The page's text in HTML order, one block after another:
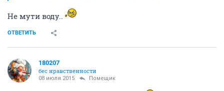
Не мути воду..
ОТВЕТИТЬ
180207
бес нравственности
08 июля 2015 Помещик